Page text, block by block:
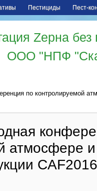
Пестициды Пест-
Zерна
ООО "НПФ
по контролируемой
атмосфере
CAF2016